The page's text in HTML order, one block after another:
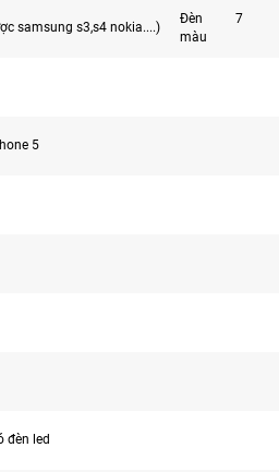
samsung s3,s4 nokia....)
Đèn 7
màu
5
đèn led